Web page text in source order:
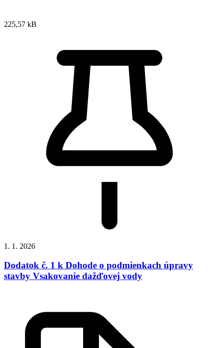
225,57 kB
1. 1. 2026
Dodatok č. 1 k Dohode o podmienkach úpravy
stavby Vsakovanie dažďovej vody